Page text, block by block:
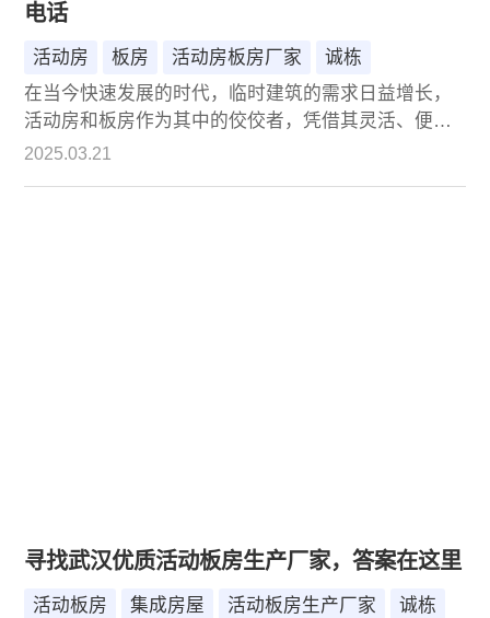
电话
活动房 板房 活动房板房厂家
诚栋
在当今快速发展的时代，临时建筑的需求日益增长，
活动房和板房作为其中的佼佼者，凭借其灵活、便
捷、经济的特性，广泛应用于各类工程项目、应急救
2025.03.21
寻找武汉优质活动板房生产厂家，答案在这里
活动板房 集成房屋 活动板房生产厂家
诚栋